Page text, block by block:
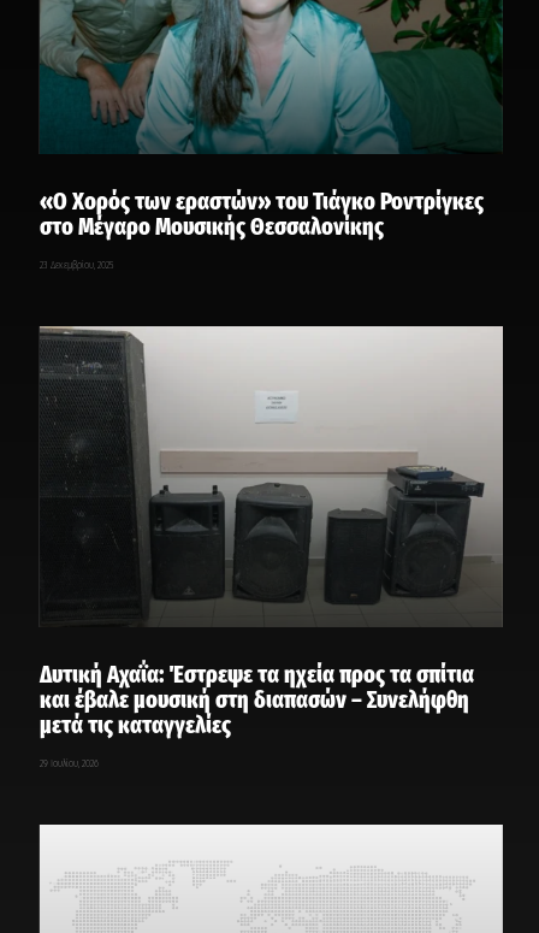
«Ο Χορός των εραστών» του Τιάγκο Ροντρίγκες
στο Μέγαρο Μουσικής Θεσσαλονίκης
23 Δεκεμβρίου, 2025
Δυτική Αχαΐα: Έστρεψε τα ηχεία προς τα σπίτια
και έβαλε μουσική στη διαπασών – Συνελήφθη
μετά τις καταγγελίες
29 Ιουλίου, 2026